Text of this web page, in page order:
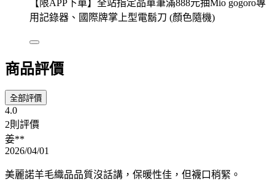
【限APP下單】全站指定品單筆滿888元抽Mio gogoro專
用記錄器、國際牌掌上型電鬍刀 (顏色隨機)
商品評價
全部評價
4.0
2則評價
姜**
2026/04/01
美麗諾羊毛織品品質沒話講，保暖性佳，但襪口稍緊。